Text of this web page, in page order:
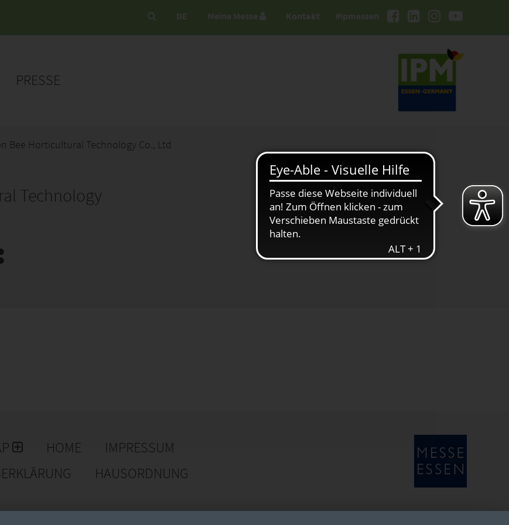
#ipmessen
DE Meine Messe Kontakt
PRESSE
Bee Horticultural Technology Co., Ltd
Technology
HOME
IMPRESSUM
HAUSORDNUNG